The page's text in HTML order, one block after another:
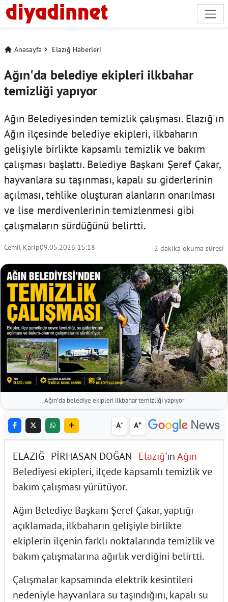
Anasayfa Elazığ Haberleri
Ağın'da belediye ekipleri ilkbahar
temizliği yapıyor
Ağın Belediyesinden temizlik çalışması. Elazığ'ın
Ağın ilçesinde belediye ekipleri, ilkbaharın
gelişiyle birlikte kapsamlı temizlik ve bakım
çalışması başlattı. Belediye Başkanı Şeref Çakar,
hayvanlara su taşınması, kapalı su giderlerinin
açılması, tehlike oluşturan alanların onarılması
ve lise merdivenlerinin temizlenmesi gibi
çalışmaların sürdüğünü belirtti.
Cemil Karip09.05.2026 15:18 2 dakika okuma süresi
Ağın'da belediye ekipleri ilkbahar temizliği yapıyor
A- A+
ELAZIĞ - PİRHASAN DOĞAN -Elazığ'ınAğın
Belediyesi ekipleri, ilçede kapsamlı temizlik ve
bakım çalışması yürütüyor.
Ağın Belediye Başkanı Şeref Çakar, yaptığı
açıklamada, ilkbaharın gelişiyle birlikte
ekiplerin ilçenin farklı noktalarında temizlik ve
bakım çalışmalarına ağırlık verdiğini belirtti.
Çalışmalar kapsamında elektrik kesintileri
nedeniyle hayvanlara su taşındığını, kapalı su